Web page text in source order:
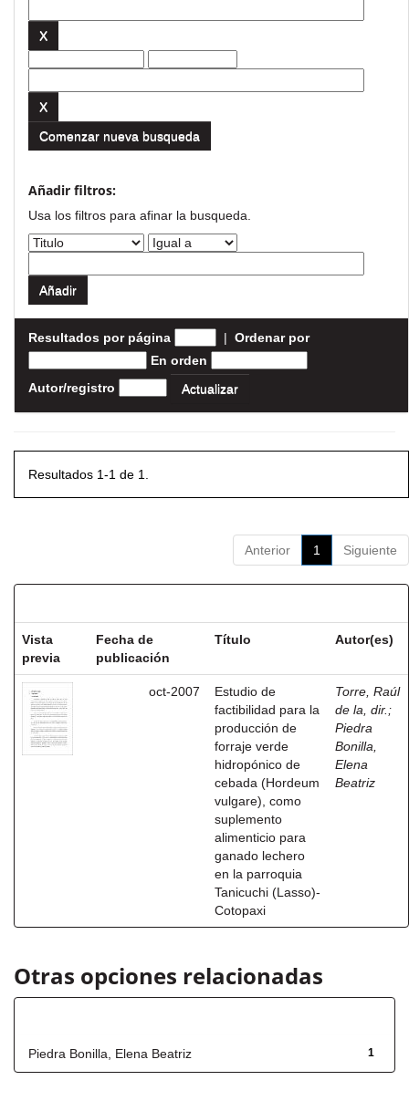
Comenzar nueva busqueda
Añadir filtros:
Usa los filtros para afinar la busqueda.
Resultados por página | Ordenar por
En orden
Autor/registro
Resultados 1-1 de 1.
Anterior 1 Siguiente
Vista
previa
Fecha de
publicación
Título Autor(es)
oct-2007
Estudio de
factibilidad para la
producción de
forraje verde
hidropónico de
cebada (Hordeum
vulgare), como
suplemento
alimenticio para
ganado lechero
en la parroquia
Tanicuchi (Lasso)-
Cotopaxi
Torre, Raúl
de la, dir. ;
Piedra
Bonilla,
Elena
Beatriz
Otras opciones relacionadas
1
Piedra Bonilla, Elena Beatriz